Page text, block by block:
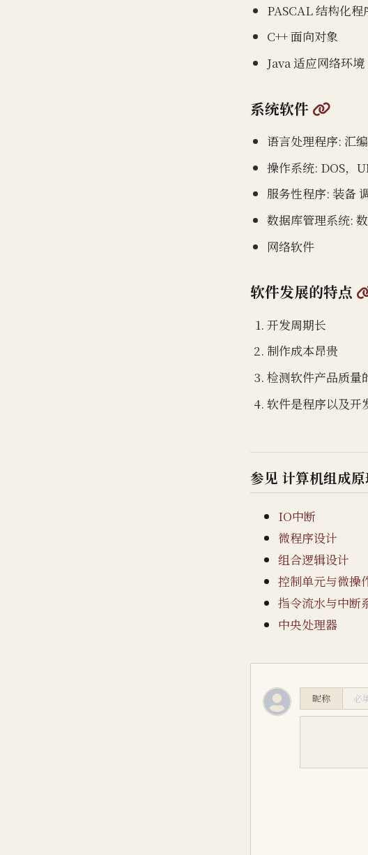
PASCAL 结构化程
C++ 面向对象
Java 适应网络环境
系统软件 @
语言处理程序: 汇
操作系统: DOS
服务性程序: 装备
数据库管理系统:
网络软件
软件发展的特点
开发周期长
制作成本昂贵
检测软件产品质量
软件是程序以及开
参见 计算机组成
IO中断
微程序设计
组合逻辑设计
控制单元与微操
指令流水与中断
中央处理器
昵称